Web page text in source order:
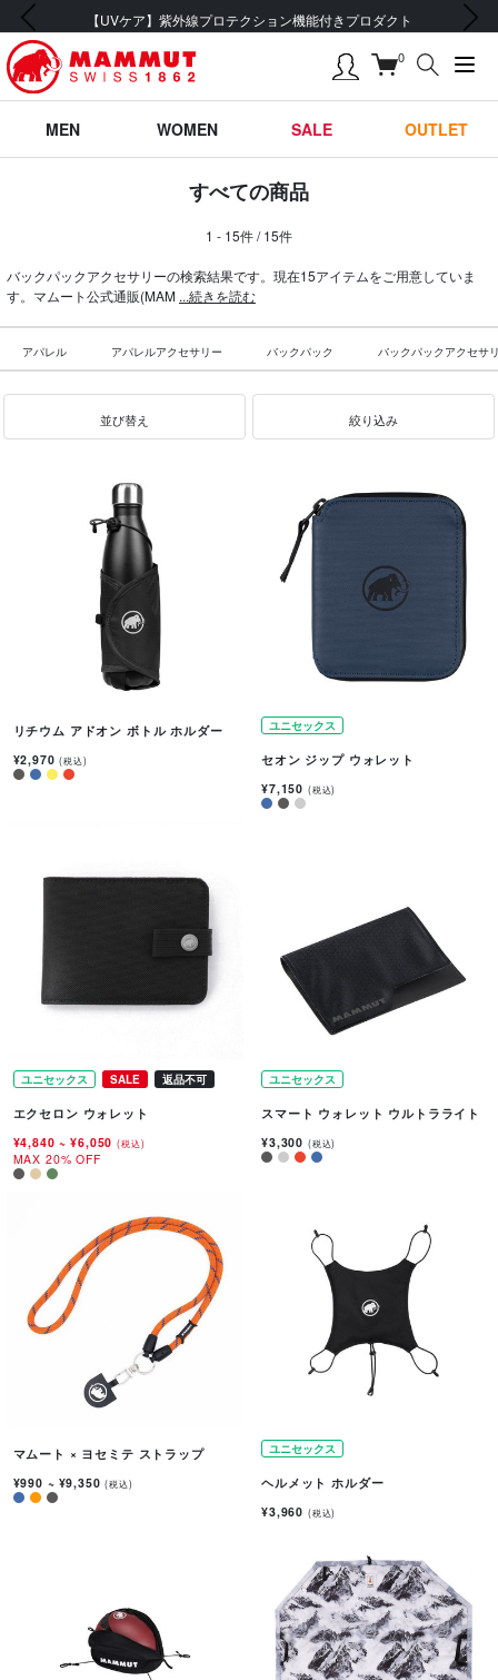
【UVケア】紫外線プロテクション機能付きプロダクト
前の画像 次の画像
0
MEN WOMEN SALE OUTLET
すべての商品
1 - 15件 / 15件
バックパックアクセサリーの検索結果です。現在15アイテムをご用意していま
す。マムート公式通販(MAM ...続きを読む
アパレル アパレルアクセサリー バックパック バックパックアクセサ
並び替え 絞り込み
リチウム アドオン ボトル ホルダー
¥2,970(税込)
ユニセックス
セオン ジップ ウォレット
¥7,150 (税込)
ユニセックス SALE 返品不可
エクセロン ウォレット
¥4,840~ ¥6,050(税込)
MAX 20% OFF
ユニセックス
スマート ウォレット ウルトラライト
¥3,300 (税込)
マムート × ヨセミテ ストラップ
¥990 ~ ¥9,350(税込)
ユニセックス
ヘルメット ホルダー
¥3,960 (税込)